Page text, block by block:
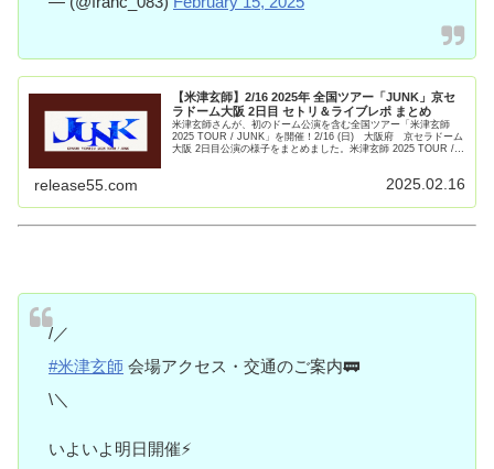
【米津玄師】2/16 2025年 全国ツアー「JUNK」京セ
ラドーム大阪 2日目 セトリ＆ライブレポ まとめ
米津玄師さんが、初のドーム公演を含む全国ツアー「米津玄師
2025 TOUR / JUNK」を開催！2/16 (日) 大阪府 京セラドーム
大阪 2日目公演の様子をまとめました。米津玄師 2025 TOUR /
release55.com 2025.02.16
/／
#米津玄師 会場アクセス・交通のご案内🚃
\＼
いよいよ明日開催⚡️